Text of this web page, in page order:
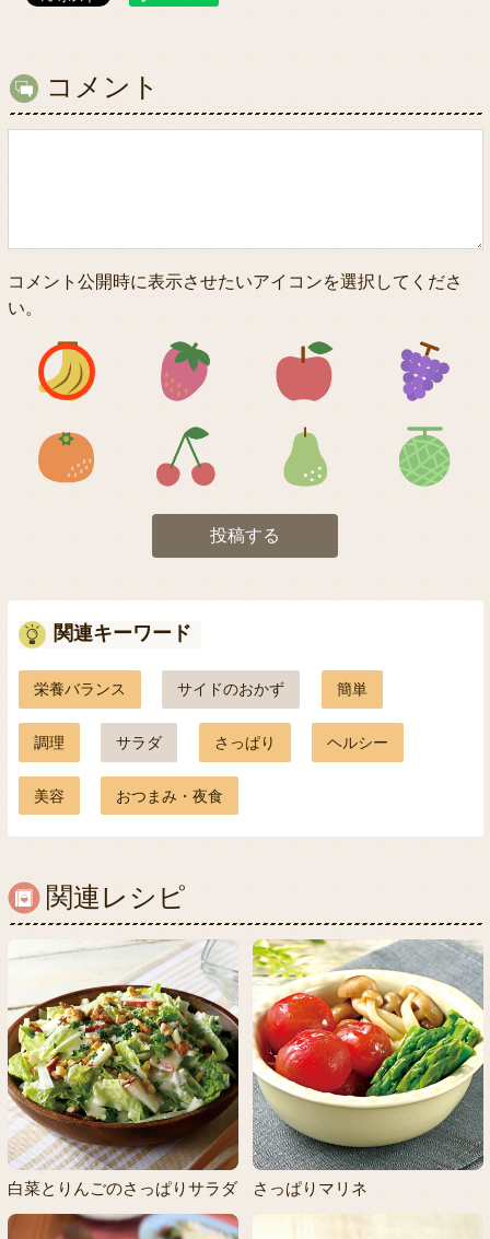
コメント
コメント公開時に表示させたいアイコンを選択してくださ
い。
アイコン1 アイコン2 アイコン3
アイコン5 アイコン6 アイコン7
投稿する
関連キーワード
栄養バランス サイドのおかず 簡単
調理 サラダ さっぱり ヘルシー
美容 おつまみ・夜食
関連レシピ
白菜とりんごのさっぱりサラダ さっぱりマリネ